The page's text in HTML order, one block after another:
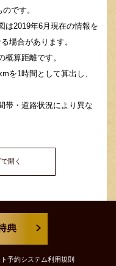
です。
は2019年6月現在の情報を
場合があります。
算距離です。
を1時間として算出し、
帯・道路状況により異な
開く
予約システム利用規則